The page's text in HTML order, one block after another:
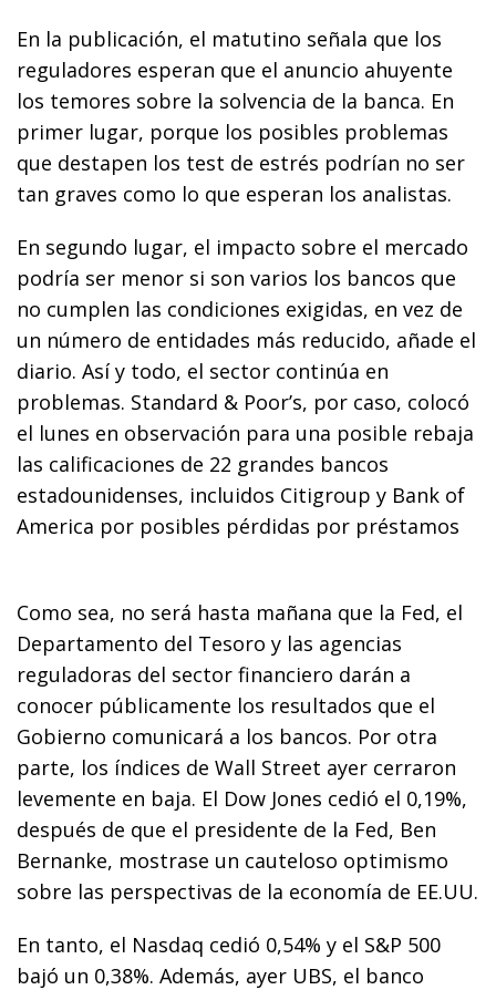
En la publicación, el matutino señala que los
reguladores esperan que el anuncio ahuyente
los temores sobre la solvencia de la banca. En
primer lugar, porque los posibles problemas
que destapen los test de estrés podrían no ser
tan graves como lo que esperan los analistas.
En segundo lugar, el impacto sobre el mercado
podría ser menor si son varios los bancos que
no cumplen las condiciones exigidas, en vez de
un número de entidades más reducido, añade el
diario. Así y todo, el sector continúa en
problemas. Standard & Poor’s, por caso, colocó
el lunes en observación para una posible rebaja
las calificaciones de 22 grandes bancos
estadounidenses, incluidos Citigroup y Bank of
America por posibles pérdidas por préstamos
Como sea, no será hasta mañana que la Fed, el
Departamento del Tesoro y las agencias
reguladoras del sector financiero darán a
conocer públicamente los resultados que el
Gobierno comunicará a los bancos. Por otra
parte, los índices de Wall Street ayer cerraron
levemente en baja. El Dow Jones cedió el 0,19%,
después de que el presidente de la Fed, Ben
Bernanke, mostrase un cauteloso optimismo
sobre las perspectivas de la economía de EE.UU.
En tanto, el Nasdaq cedió 0,54% y el S&P 500
bajó un 0,38%. Además, ayer UBS, el banco